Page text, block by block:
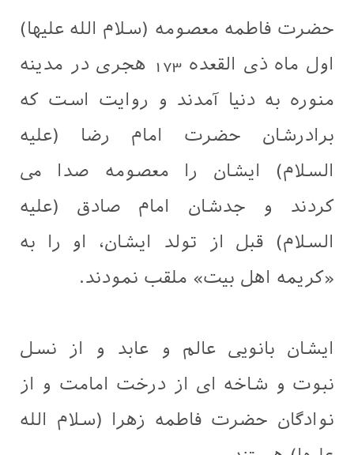
حضرت فاطمه معصومه (سلام الله علیها)
اول ماه ذی القعده 173 هجری در مدینه
منوره به دنیا آمدند و روایت است که
برادرشان حضرت امام رضا (علیه
السلام) ایشان را معصومه صدا می
کردند و جدشان امام صادق (علیه
السلام) قبل از تولد ایشان، او را به
«کریمه اهل بیت» ملقب نمودند.
ایشان بانویی عالم و عابد و از نسل
نبوت و شاخه ای از درخت امامت و از
نوادگان حضرت فاطمه زهرا (سلام الله